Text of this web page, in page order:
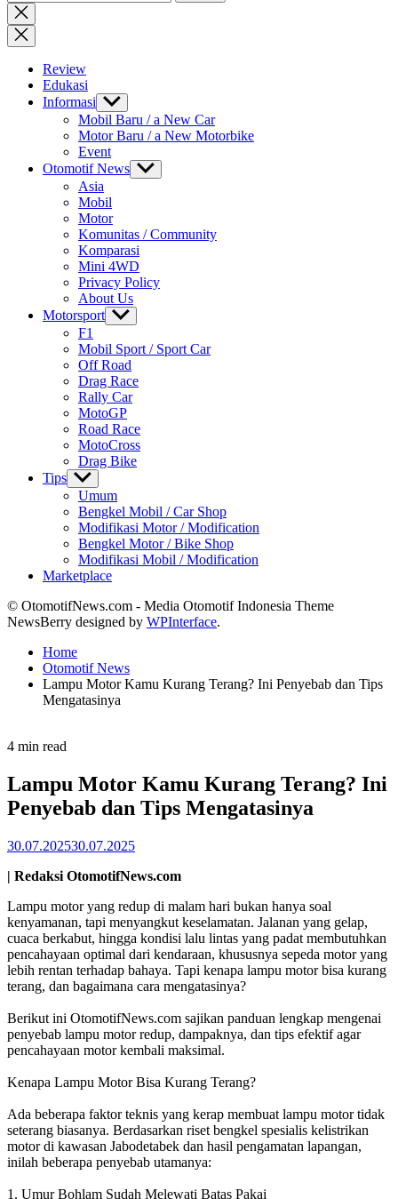
for:
Close
search
Review
Edukasi
Informasi Show
sub
menu
Mobil Baru / a New Car
Motor Baru / a New Motorbike
Event
Otomotif News Show
sub
Asia
Mobil
Motor
Komunitas / Community
Komparasi
Mini 4WD
Privacy Policy
About Us
Motorsport Show
sub
menu
F1
Mobil Sport / Sport Car
Off Road
Drag Race
Rally Car
MotoGP
Road Race
MotoCross
Drag Bike
Tips Show
sub
menu
Umum
Bengkel Mobil / Car Shop
Modifikasi Motor / Modification
Bengkel Motor / Bike Shop
Modifikasi Mobil / Modification
Marketplace
© OtomotifNews.com - Media Otomotif Indonesia Theme
NewsBerry designed by WPInterface.
Home
Otomotif News
Lampu Motor Kamu Kurang Terang? Ini Penyebab dan Tips
Mengatasinya
Estimated
time
4 min read
Lampu Motor Kamu Kurang Terang? Ini
Penyebab dan Tips Mengatasinya
30.07.202530.07.2025
| Redaksi OtomotifNews.com
Lampu motor yang redup di malam hari bukan hanya soal
kenyamanan, tapi menyangkut keselamatan. Jalanan yang gelap,
cuaca berkabut, hingga kondisi lalu lintas yang padat membutuhkan
pencahayaan optimal dari kendaraan, khususnya sepeda motor yang
lebih rentan terhadap bahaya. Tapi kenapa lampu motor bisa kurang
terang, dan bagaimana cara mengatasinya?
Berikut ini OtomotifNews.com sajikan panduan lengkap mengenai
penyebab lampu motor redup, dampaknya, dan tips efektif agar
pencahayaan motor kembali maksimal.
Kenapa Lampu Motor Bisa Kurang Terang?
Ada beberapa faktor teknis yang kerap membuat lampu motor tidak
seterang biasanya. Berdasarkan riset bengkel spesialis kelistrikan
motor di kawasan Jabodetabek dan hasil pengamatan lapangan,
inilah beberapa penyebab utamanya:
1. Umur Bohlam Sudah Melewati Batas Pakai